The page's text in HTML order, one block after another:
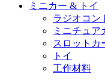
ミニカー & トイ
ラジオコン
ミニチュア
スロットカ
トイ
工作材料